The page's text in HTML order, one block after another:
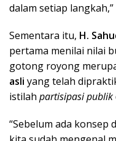
dalam setiap
Sementara itu, H.
pertama menilai nilai
gotong royong
asli yang telah
istilah partisipasi publik
“Sebelum ada konsep